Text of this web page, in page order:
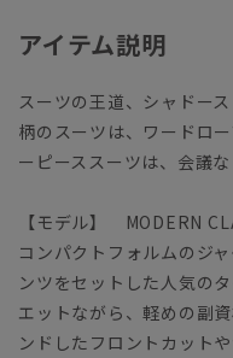
アイテム説明
スーツの王道、シャドー
柄のスーツは、ワードロ
ーピーススーツは、会議
【モデル】 MODERN
コンパクトフォルムのジ
ンツをセットした人気の
エットながら、軽めの副
ンドしたフロントカット